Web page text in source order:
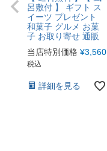
呂敷付 】 ギフト ス
イーツ プレゼント
和菓子 グルメ お菓
子 お取り寄せ 通販
当店特別価格 ¥3,560
税込
詳細を見る